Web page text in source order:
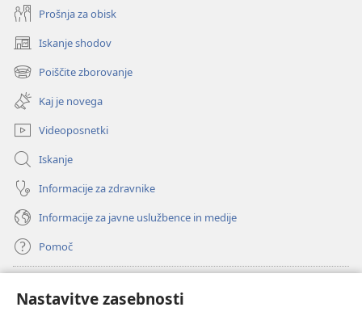
Nastavitve zasebnosti
Prošnja za obisk
Iskanje shodov
(odpre
novo
okno)
Poiščite zborovanje
(odpre
novo
okno)
Kaj je novega
Videoposnetki
Iskanje
Informacije za zdravnike
Informacije za javne uslužbence in medije
Pomoč
(odpre
novo